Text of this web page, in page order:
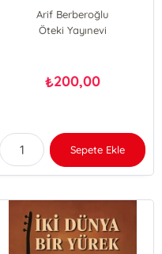
Arif Berberoğlu
Öteki Yayınevi
₺200,00
Sepete Ekle